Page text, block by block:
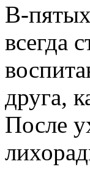
В-
всегда
друга,
После